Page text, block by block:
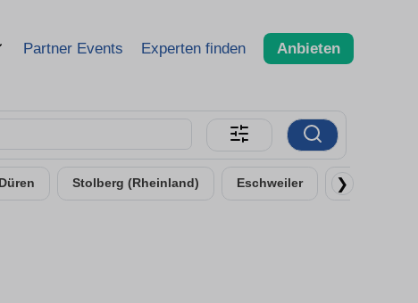
Partner Events Experten finden Anbieten
Düren Stolberg (Rheinland) Eschweiler Alsdorf
❯